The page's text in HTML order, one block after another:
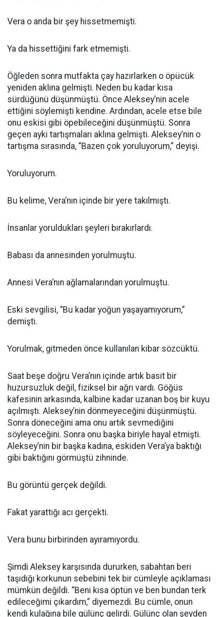
Vera o anda bir şey hissetmemişti.
Ya da hissettiğini fark etmemişti.
Öğleden sonra mutfakta çay hazırlarken o öpücük
yeniden aklına gelmişti. Neden bu kadar kısa
sürdüğünü düşünmüştü. Önce Aleksey’nin acele
ettiğini söylemişti kendine. Ardından, acele etse bile
onu eskisi gibi öpebileceğini düşünmüştü. Sonra
geçen ayki tartışmaları aklına gelmişti. Aleksey’nin o
tartışma sırasında, “Bazen çok yoruluyorum,” deyişi.
Yoruluyorum.
Bu kelime, Vera’nın içinde bir yere takılmıştı.
İnsanlar yoruldukları şeyleri bırakırlardı.
Babası da annesinden yorulmuştu.
Annesi Vera’nın ağlamalarından yorulmuştu.
Eski sevgilisi, “Bu kadar yoğun yaşayamıyorum,”
demişti.
Yorulmak, gitmeden önce kullanılan kibar sözcüktü.
Saat beşe doğru Vera’nın içinde artık basit bir
huzursuzluk değil, fiziksel bir ağrı vardı. Göğüs
kafesinin arkasında, kalbine kadar uzanan boş bir kuyu
açılmıştı. Aleksey’nin dönmeyeceğini düşünmüştü.
Sonra döneceğini ama onu artık sevmediğini
söyleyeceğini. Sonra onu başka biriyle hayal etmişti.
Aleksey’nin bir başka kadına, eskiden Vera’ya baktığı
gibi baktığını görmüştü zihninde.
Bu görüntü gerçek değildi.
Fakat yarattığı acı gerçekti.
Vera bunu birbirinden ayıramıyordu.
Şimdi Aleksey karşısında dururken, sabahtan beri
taşıdığı korkunun sebebini tek bir cümleyle açıklaması
mümkün değildi. “Beni kısa öptün ve ben bundan terk
edileceğimi çıkardım,” diyemezdi. Bu cümle, onun
kendi kulağına bile gülünç gelirdi. Gülünç olan şeyden